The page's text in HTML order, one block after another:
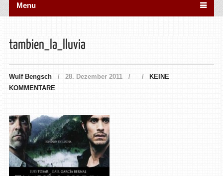
Menu
tambien_la_lluvia
Wulf Bengsch 28. Dezember 2011
KEINE
KOMMENTARE